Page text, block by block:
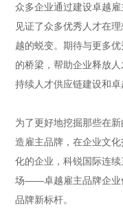
众多企业通过建设卓越
见证了众多优秀人才在
越的蜕变。期待与更多
的桥梁，帮助企业释放
持续人才供应链建设和
为了更好地挖掘那些在
造雇主品牌，在企业文
化的企业，科锐国际连
场——卓越雇主品牌企业
品牌新标杆。